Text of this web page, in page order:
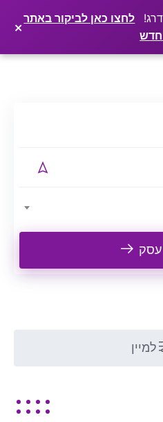
לחצו כאן לביקור באתר
×
מקצועית עליכם פרסמו כתבה ←
עסק
למיין